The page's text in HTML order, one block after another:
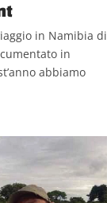
in Namibia di
in
abbiamo